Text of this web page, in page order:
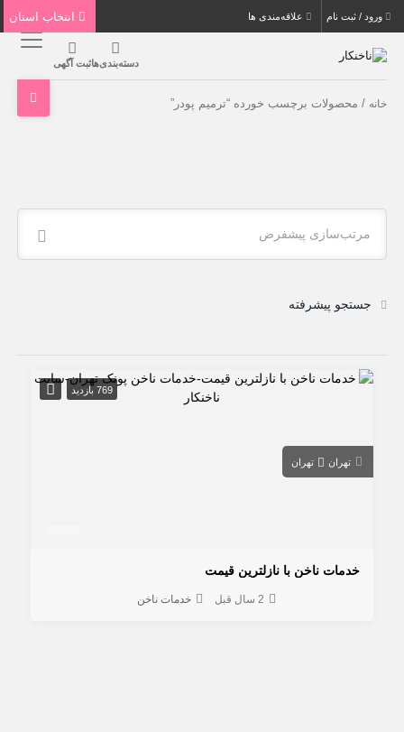
ورود / ثبت نام علاقه‌مندی ها
دسته‌بندی‌هاثبت آگهی
خانه / محصولات برچسب خورده “ترمیم پودر”
مرتب‌سازی پیشفرض
جستجو پیشرفته
769 بازدید
تهران تهران
خدمات ناخن با نازلترین قیمت
2 سال قبل خدمات ناخن